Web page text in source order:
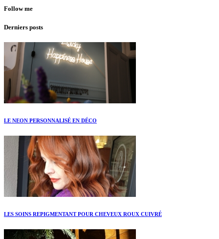
Follow me
Derniers posts
LE NEON PERSONNALISÉ EN DÉCO
LES SOINS REPIGMENTANT POUR CHEVEUX ROUX CUIVRÉ